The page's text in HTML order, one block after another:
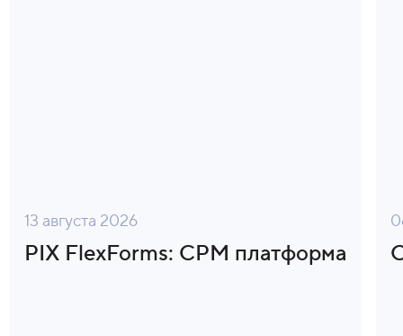
13 августа 2026
PIX FlexForms: CPM платформа